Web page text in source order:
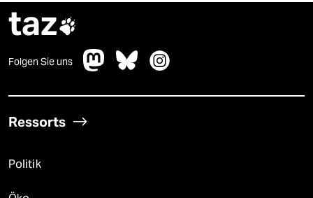
taz
Folgen Sie uns
Ressorts
Politik